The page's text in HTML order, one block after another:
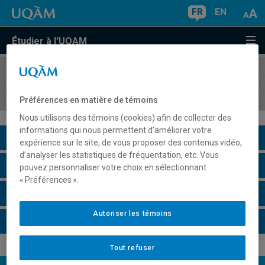
FR EN
Étudier à l'UQAM
COURS//
Description du cours
Horaire - Été 2026
Préférences en matière de témoins
Nous utilisons des témoins (cookies) afin de collecter des
informations qui nous permettent d’améliorer votre
expérience sur le site, de vous proposer des contenus vidéo,
d’analyser les statistiques de fréquentation, etc. Vous
pouvez personnaliser votre choix en sélectionnant
« Préférences ».
Tout refuser
Autoriser les témoins